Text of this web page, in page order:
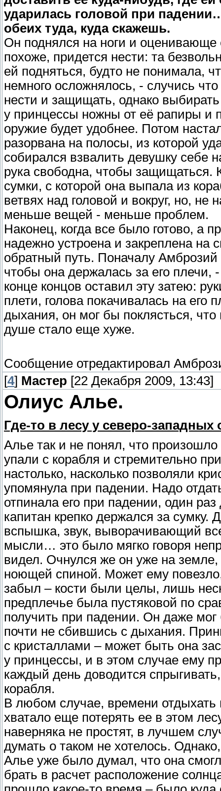
ударилась головой при
обеих туда, куда скажешь.
Он поднялся на ноги и оценивающе
похоже, придется нести: та
ей подняться, будто не понимала,
немного осложнялось, - случись
нести и защищать, однако
у принцессы ножны от её рапиры и
оружие будет удобнее. Потом
разорвана на полосы, из которой
собирался взвалить девушку себе
рука свободна, чтобы защищаться.
сумки, с которой она выпала из
ветвях над головой и вокруг, но,
меньше вещей - меньше проблем.
Наконец, когда все было готово,
надежно устроена и закреплена на
обратный путь. Поначалу
чтобы она держалась за его плечи,
конце концов оставил эту затею:
плети, голова покачивалась на
дыхания, он мог бы поклясться, что
душе стало еще хуже.
Сообщение отредактировал
[4] Мастер [22 Декабря 2009, 13:43]
Олиус Алье.
Где-то в лесу у северо-
Алье так и не понял, что
упали с корабля и стремительно
настолько, насколько позволяли
упомянула при падении. Надо
отпинала его при падении, один
капитан крепко держался за
вспышка, звук, выворачивающий
мысли… это было мягко говоря
видел. Очнулся же он уже на земле,
ноющей спиной. Может ему
забыл – кости были целы, лишь
предплечье была пустяковой по
получить при падении. Он даже мог
почти не сбившись с дыхания.
с кристаллами – может быть она
у принцессы, и в этом случае ему
каждый день доводится
корабля.
В любом случае, времени
хватало еще потерять ее в этом
наверняка не простят, в лучшем
думать о таком не хотелось.
Алье уже было думал, что она
брать в расчет расположение